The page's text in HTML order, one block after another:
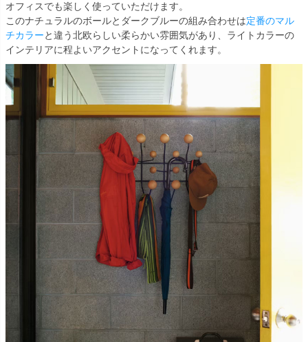
オフィスでも楽しく使っていただけます。
このナチュラルのボールとダークブルーの組み合わせは定番のマル
チカラーと違う北欧らしい柔らかい雰囲気があり、ライトカラーの
インテリアに程よいアクセントになってくれます。